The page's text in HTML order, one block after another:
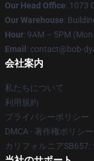
Our Head Office: 1073
Our Warehouse:
Hour: 9AM – 5PM
Email : contact@bob-
会社案内
私たちについて
利用規約
プライバシーポリシー
DMCA - 著作権ポリシー
カリフォルニア